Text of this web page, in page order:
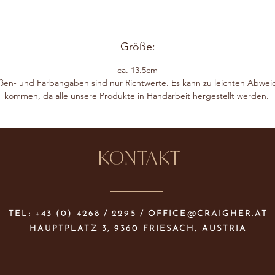
Größe:
ca. 13.5cm
und Farbangaben sind nur Richtwerte. Es kann zu leichten
kommen, da alle unsere Produkte in Handarbeit hergestellt werden.
KONTAKT
TEL: +43 (0) 4268 / 2295 / OFFICE@CRAIGHER.AT
HAUPTPLATZ 3, 9360 FRIESACH, AUSTRIA